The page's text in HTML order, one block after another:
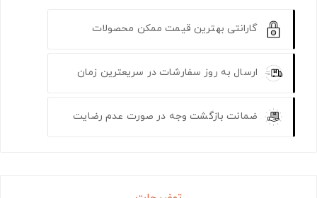
گارانتی بهترین قیمت ممکن محصولات
ارسال به روز سفارشات در سریعترین زمان
ضمانت بازگشت وجه در صورت عدم رضایت